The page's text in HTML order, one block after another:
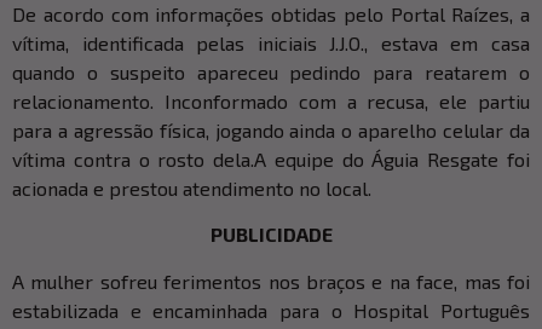
De acordo com informações obtidas pelo Portal Raízes, a
vítima, identificada pelas iniciais J.J.O., estava em casa
quando o suspeito apareceu pedindo para reatarem o
relacionamento. Inconformado com a recusa, ele partiu
para a agressão física, jogando ainda o aparelho celular da
vítima contra o rosto dela.A equipe do Águia Resgate foi
acionada e prestou atendimento no local.
PUBLICIDADE
A mulher sofreu ferimentos nos braços e na face, mas foi
estabilizada e encaminhada para o Hospital Português